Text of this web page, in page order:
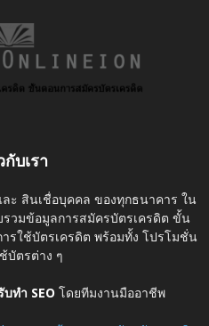
กับเรา
ะ สินเชื่อบุคคล ของทุกธนาคาร ใน
วมข้อมูลการสมัครบัตรเครดิต ขั้น
รใช้บัตรเครดิต พร้อมทั้ง โปรโมชั่น
บัตรต่าง ๆ
บทำ SEO โดยทีมงานมืออาชีพ